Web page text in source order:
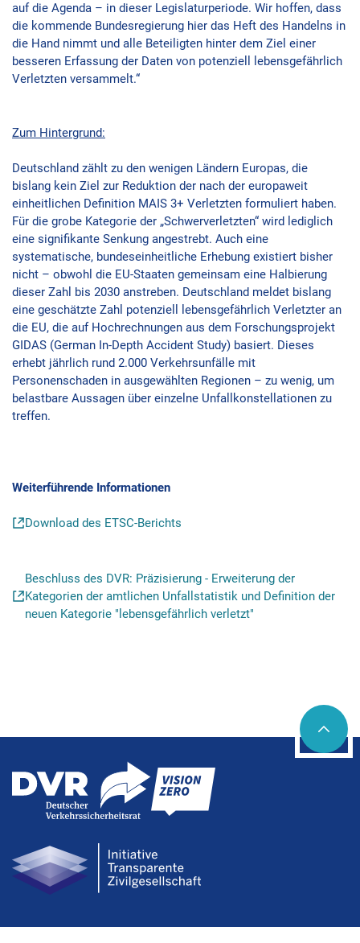
auf die Agenda – in dieser Legislaturperiode. Wir hoffen, dass
die kommende Bundesregierung hier das Heft des Handelns in
die Hand nimmt und alle Beteiligten hinter dem Ziel einer
besseren Erfassung der Daten von potenziell lebensgefährlich
Verletzten versammelt.“
Zum Hintergrund:
Deutschland zählt zu den wenigen Ländern Europas, die
bislang kein Ziel zur Reduktion der nach der europaweit
einheitlichen Definition MAIS 3+ Verletzten formuliert haben.
Für die grobe Kategorie der „Schwerverletzten“ wird lediglich
eine signifikante Senkung angestrebt. Auch eine
systematische, bundeseinheitliche Erhebung existiert bisher
nicht – obwohl die EU-Staaten gemeinsam eine Halbierung
dieser Zahl bis 2030 anstreben. Deutschland meldet bislang
eine geschätzte Zahl potenziell lebensgefährlich Verletzter an
die EU, die auf Hochrechnungen aus dem Forschungsprojekt
GIDAS (German In-Depth Accident Study) basiert. Dieses
erhebt jährlich rund 2.000 Verkehrsunfälle mit
Personenschaden in ausgewählten Regionen – zu wenig, um
belastbare Aussagen über einzelne Unfallkonstellationen zu
treffen.
Weiterführende Informationen
Download des ETSC-Berichts
Beschluss des DVR: Präzisierung - Erweiterung der
Kategorien der amtlichen Unfallstatistik und Definition der
neuen Kategorie "lebensgefährlich verletzt"